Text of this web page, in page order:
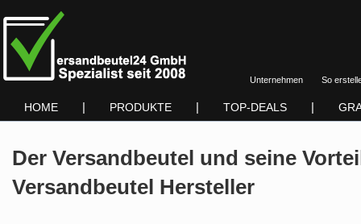
Unternehmen So
HOME | PRODUKTE | TOP-DEALS |
Der Versandbeutel und seine
Versandbeutel Hersteller